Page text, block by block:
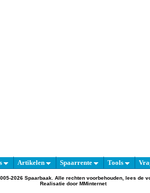
Artikelen Spaarrente Tools
2026 Spaarbaak. Alle rechten voorbehouden, lees de
Realisatie door MMinternet